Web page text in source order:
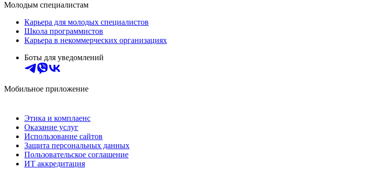
Молодым специалистам
Карьера для молодых специалистов
Школа программистов
Карьера в некоммерческих организациях
Боты для уведомлений
Мобильное приложение
Этика и комплаенс
Оказание услуг
Использование сайтов
Защита персональных данных
Пользовательское соглашение
ИТ аккредитация